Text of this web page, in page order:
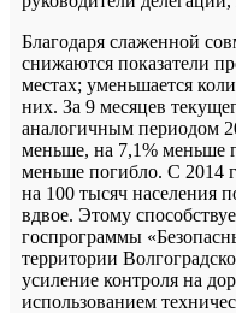
Благодаря слаженной
снижаются показатели
местах; уменьшается
них. За 9 месяцев
аналогичным периодом
меньше, на 7,1% меньше
меньше погибло. С 2014
на 100 тысяч населения
вдвое. Этому
госпрограммы
территории
усиление контроля на
использованием